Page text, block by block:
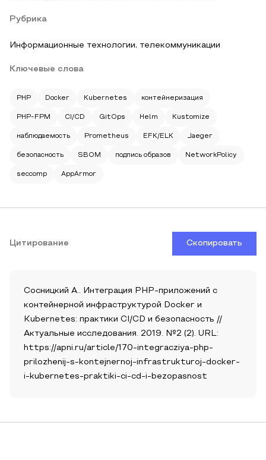
Рубрика
Информационные технологии, телекоммуникации
Ключевые слова
PHP Docker Kubernetes контейнеризация
PHP-FPM CI/CD GitOps Helm Kustomize
наблюдаемость Prometheus EFK/ELK Jaeger
безопасность SBOM подпись образов NetworkPolicy
seccomp AppArmor
Цитирование Скопировать
Сосницкий А.. Интеграция PHP-приложений с
контейнерной инфраструктурой Docker и
Kubernetes: практики CI/CD и безопасность //
Актуальные исследования. 2019. №2 (2). URL:
https://apni.ru/article/170-integracziya-php-
prilozhenij-s-kontejnernoj-infrastrukturoj-docker-
i-kubernetes-praktiki-ci-cd-i-bezopasnost